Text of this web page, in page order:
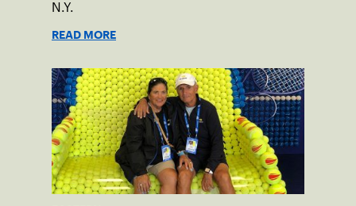
N.Y.
READ MORE